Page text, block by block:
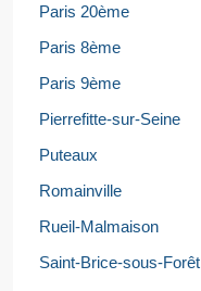
Paris 20ème
Paris 8ème
Paris 9ème
Pierrefitte-sur-Seine
Puteaux
Romainville
Rueil-Malmaison
Saint-Brice-sous-Forêt